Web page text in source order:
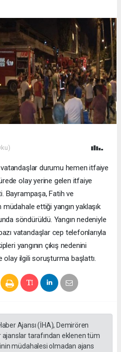
vatandaşlar durumu hemen itfaiye
olay yerine gelen itfaiye
Bayrampaşa, Fatih ve
ettiği yangın yaklaşık
söndürüldü. Yangın nedeniyle
vatandaşlar cep telefonlarıyla
yangının çıkış nedenini
olay ilgili soruşturma başlattı.
Ajansı (İHA), Demirören
ajanslar tarafından eklenen tüm
müdahalesi olmadan ajans